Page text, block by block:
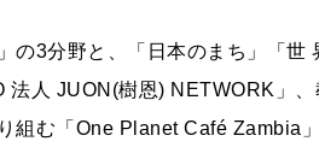
の3分野と、「日本のまち」「世
法人 JUON(樹恩) NETWORK」
組む「One Planet Café Zambia